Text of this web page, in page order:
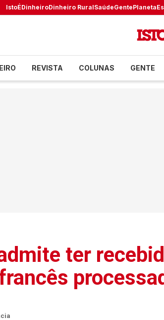
IstoÉDinheiroDinheiro RuralSaúdeGentePlaneta
REVISTA COLUNAS GENTE
ter